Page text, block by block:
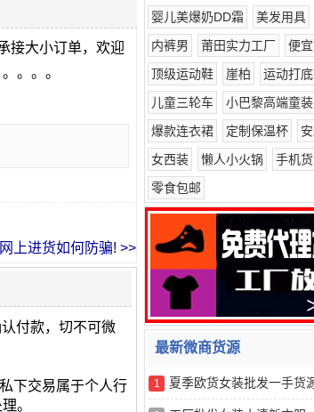
接大小订单，欢迎
。。。
上进货如何防骗! >>
付款，切不可微
下交易属于个人行
。
婴儿美爆奶DD霜
美发用具
内裤男
莆田实力工厂
便
顶级运动鞋
崖柏
运动打
儿童三轮车
小巴黎高端童装
爆款连衣裙
定制保温杯
女西装
懒人小火锅
手机
零食包邮
最新微商货源
1 夏季欧货女装批发一手货源，厂家直销，